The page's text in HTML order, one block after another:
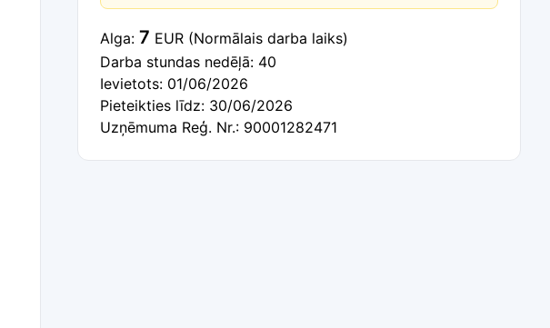
Alga: 7 EUR (Normālais darba laiks)
Darba stundas nedēļā: 40
Ievietots: 01/06/2026
Pieteikties līdz: 30/06/2026
Uzņēmuma Reģ. Nr.: 90001282471